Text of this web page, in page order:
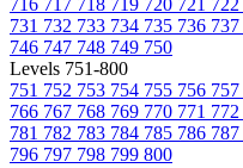
716 717 718 719 720 721 722
731 732 733 734 735 736 737
746 747 748 749 750
Levels 751-800
751 752 753 754 755 756 757
766 767 768 769 770 771 772
781 782 783 784 785 786 787
796 797 798 799 800